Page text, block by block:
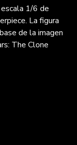
1/6 de
La figura
de la imagen
The Clone